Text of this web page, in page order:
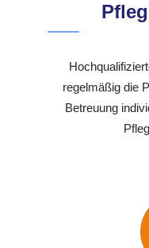
regelmäßig die
Betreuung